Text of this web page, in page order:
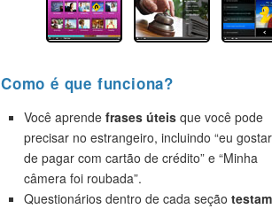
Como é que funciona?
Você aprende frases úteis que você pode
precisar no estrangeiro, incluindo “eu
de pagar com cartão de crédito” e “Minha
câmera foi roubada”.
Questionários dentro de cada seção